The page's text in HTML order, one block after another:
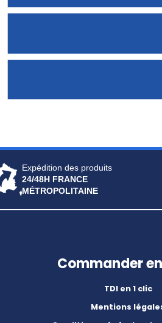
Expédition des produits
24/48H FRANCE
MÉTROPOLITAINE
Commander
TDI en 1 clic
Mentions